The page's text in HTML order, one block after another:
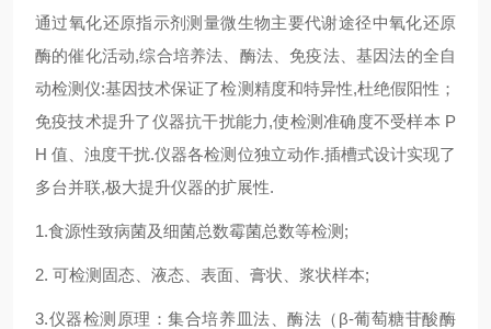
通过氧化还原指示剂测量微生物主要代谢途径中氧化还原
酶的催化活动,综合培养法、酶法、免疫法、基因法的全自
动检测仪:基因技术保证了检测精度和特异性,杜绝假阳性；
免疫技术提升了仪器抗干扰能力,使检测准确度不受样本 P
H 值、浊度干扰.仪器各检测位独立动作.插槽式设计实现了
多台并联,极大提升仪器的扩展性.
1.食源性致病菌及细菌总数霉菌总数等检测;
2. 可检测固态、液态、表面、膏状、浆状样本;
3.仪器检测原理：集合培养皿法、酶法（β-葡萄糖苷酸酶